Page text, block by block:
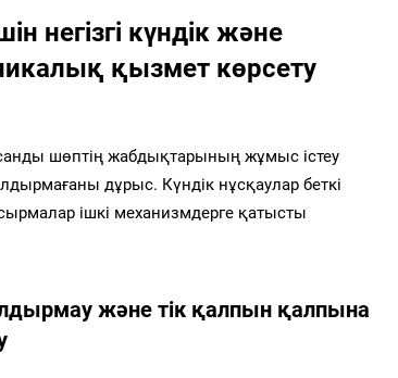
негізгі күндік және
қызмет көрсету
шөптің жабдықтарының жұмыс істеу
дұрыс. Күндік нұсқаулар беткі
ішкі механизмдерге қатысты
және тік қалпын қалпына